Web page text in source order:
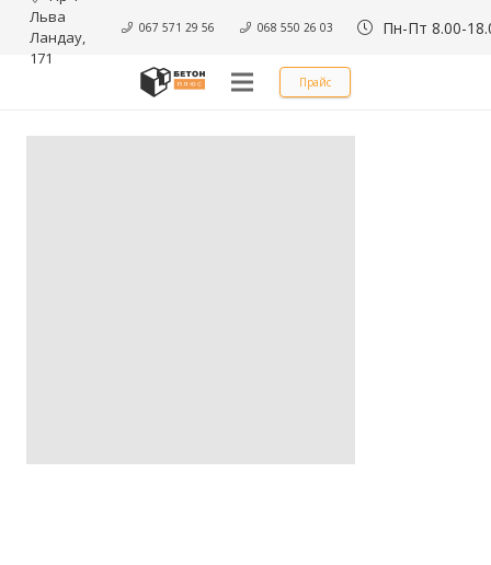
Льва
Ландау,
171
067 571 29 56 068 550 26 03 Пн-Пт 8.00-
Прайс